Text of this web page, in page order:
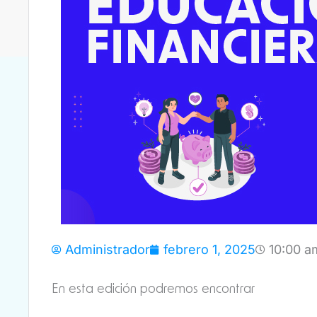
Administrador febrero 1, 2025 10:00
En esta edición podremos encontrar